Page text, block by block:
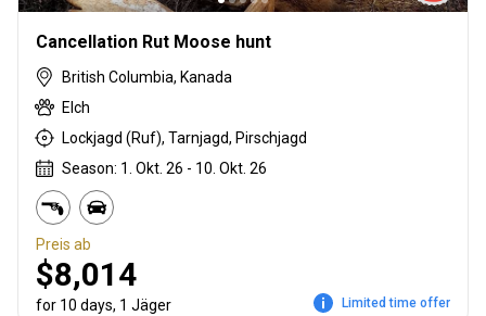
Cancellation Rut Moose hunt
British Columbia, Kanada
Elch
Lockjagd (Ruf), Tarnjagd, Pirschjagd
Season: 1. Okt. 26 - 10. Okt. 26
Preis ab
$8,014
for 10 days, 1 Jäger Limited time offer